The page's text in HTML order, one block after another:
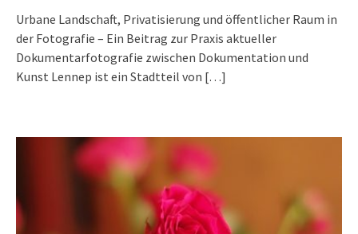
Urbane Landschaft, Privatisierung und öffentlicher Raum in
der Fotografie – Ein Beitrag zur Praxis aktueller
Dokumentarfotografie zwischen Dokumentation und
Kunst Lennep ist ein Stadtteil von […]